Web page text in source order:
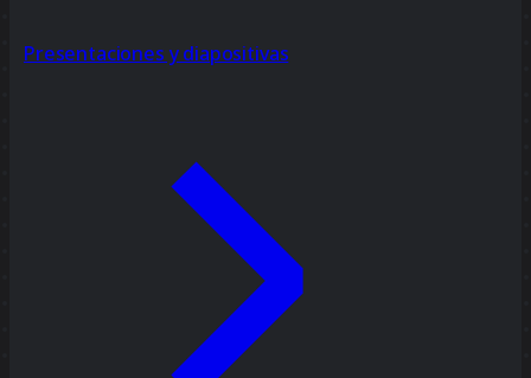
Presentaciones y diapositivas